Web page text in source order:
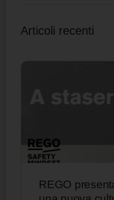
Articoli recenti
REGO